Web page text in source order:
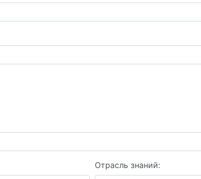
Отрасль знаний: